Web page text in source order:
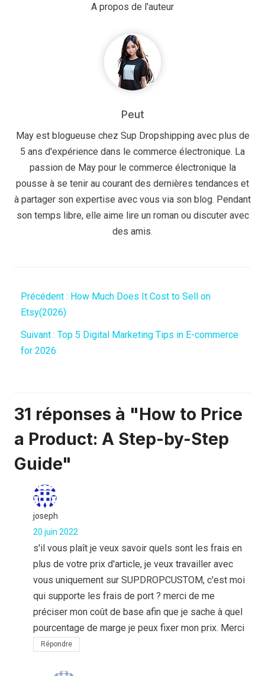
A propos de l'auteur
Peut
May est blogueuse chez Sup Dropshipping avec plus de
5 ans d'expérience dans le commerce électronique. La
passion de May pour le commerce électronique la
pousse à se tenir au courant des dernières tendances et
à partager son expertise avec vous via son blog. Pendant
son temps libre, elle aime lire un roman ou discuter avec
des amis.
Précédent : How Much Does It Cost to Sell on
Etsy(2026)
Suivant : Top 5 Digital Marketing Tips in E-commerce
for 2026
31 réponses à "How to Price
a Product: A Step-by-Step
Guide"
joseph
20 juin 2022
s'il vous plaît je veux savoir quels sont les frais en
plus de votre prix d'article, je veux travailler avec
vous uniquement sur SUPDROPCUSTOM, c'est moi
qui supporte les frais de port ? merci de me
préciser mon coût de base afin que je sache à quel
pourcentage de marge je peux fixer mon prix. Merci
Répondre